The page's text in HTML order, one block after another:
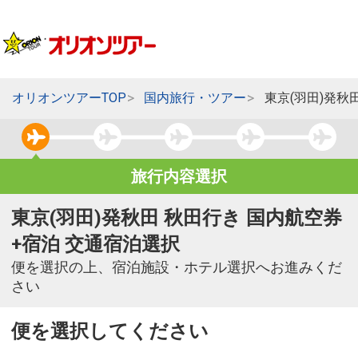
オリオンツアーTOP 国内旅行・ツアー 東京(羽田)発秋
旅行内容選択
東京(羽田)発秋田 秋田行き 国内航空券
+宿泊 交通宿泊選択
便を選択の上、宿泊施設・ホテル選択へお進みくだ
さい
便を選択してください